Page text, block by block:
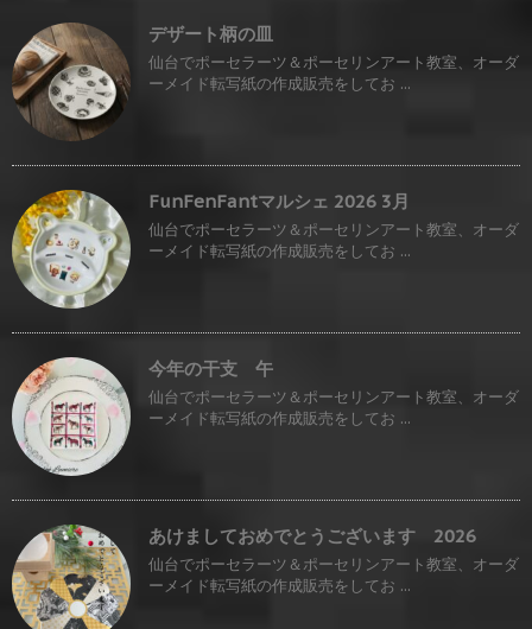
デザート柄の皿
仙台でポーセラーツ＆ポーセリンアート教室、オーダ
ーメイド転写紙の作成販売をしてお ...
FunFenFantマルシェ 2026 3月
仙台でポーセラーツ＆ポーセリンアート教室、オーダ
ーメイド転写紙の作成販売をしてお ...
今年の干支 午
仙台でポーセラーツ＆ポーセリンアート教室、オーダ
ーメイド転写紙の作成販売をしてお ...
あけましておめでとうございます 2026
仙台でポーセラーツ＆ポーセリンアート教室、オーダ
ーメイド転写紙の作成販売をしてお ...